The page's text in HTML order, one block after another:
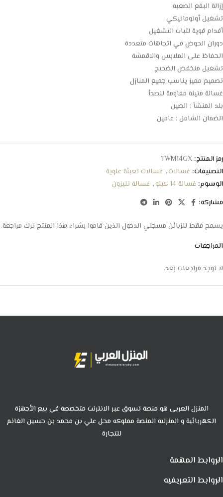
إزالة البقع الصعبة
تشغيل أوتوماتيكي
أقدام قوية لثبات التشغيل
دوران الحوض في اتجاهات متعددة
الحفاظ على الملابس والاقمشة
تشغيل منخفض الضجيج
تصميم مميز يناسب جميع المنازل
غسالة متينة مقاومة للصدأ
بلد المنشأ : الصين
الضمان الشامل : عامين
رمز المنتج:TWM14GX
التصنيفات: غسالات, غسالات تعبئة علوية
الوسوم: غسالة 14 كيلو , غسالة تليزون
مشاركة:
المراجعات
لا توجد مراجعات بعد.
يسمح فقط للزبائن مسجلي الدخول الذين قاموا بشراء هذا المنتج ترك مراجعة.
المنزل العربي هو منصة تسوق عبر الانترنت متخصصة في بيع الأجهزة
الكهربائية و المنزلية المنصة مملوكه محل علي بن محمد بن حسين الغانم
للتجارة
الروابط المهمة
الروابط التعريفيه